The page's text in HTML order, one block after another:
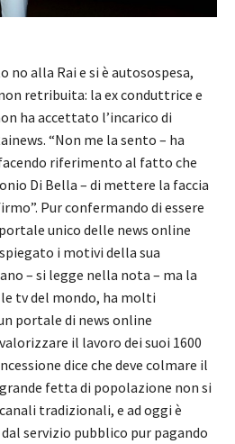
no alla Rai e si è autosospesa,
retribuita: la ex conduttrice e
ha accettato l’incarico di
“Non me la sento – ha
riferimento al fatto che
Di Bella – di mettere la faccia
Pur confermando di essere
unico delle news online
i motivi della sua
– si legge nella nota – ma la
tv del mondo, ha molti
portale di news online
il lavoro dei suoi 1600
dice che deve colmare il
fetta di popolazione non si
tradizionali, e ad oggi è
servizio pubblico pur pagando